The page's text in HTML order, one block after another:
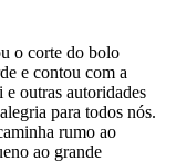
o corte do bolo
e contou com a
outras autoridades
para todos nós.
rumo ao
ao grande